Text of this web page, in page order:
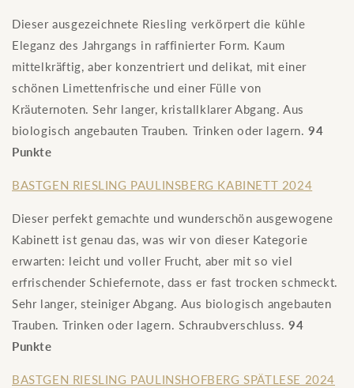
Dieser ausgezeichnete Riesling verkörpert die kühle
Eleganz des Jahrgangs in raffinierter Form. Kaum
mittelkräftig, aber konzentriert und delikat, mit einer
schönen Limettenfrische und einer Fülle von
Kräuternoten. Sehr langer, kristallklarer Abgang. Aus
biologisch angebauten Trauben. Trinken oder lagern. 94
Punkte
BASTGEN RIESLING PAULINSBERG KABINETT 2024
Dieser perfekt gemachte und wunderschön ausgewogene
Kabinett ist genau das, was wir von dieser Kategorie
erwarten: leicht und voller Frucht, aber mit so viel
erfrischender Schiefernote, dass er fast trocken schmeckt.
Sehr langer, steiniger Abgang. Aus biologisch angebauten
Trauben. Trinken oder lagern. Schraubverschluss. 94
Punkte
BASTGEN RIESLING PAULINSHOFBERG SPÄTLESE 2024